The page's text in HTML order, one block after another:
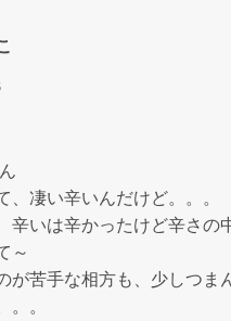
、凄い辛いんだけど。。。
辛いは辛かったけど辛さの
～
が苦手な相方も、少しつま
。。